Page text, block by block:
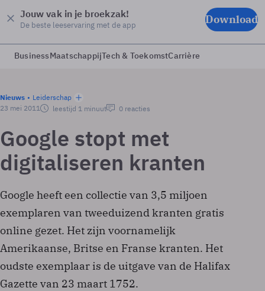
Jouw vak in je broekzak!
De beste leeservaring met de app Download
BusinessMaatschappijTech & ToekomstCarrière
Nieuws
Leiderschap
23 mei 2011
leestijd 1 minuut 0 reacties
Google stopt met
digitaliseren kranten
Google heeft een collectie van 3,5 miljoen
exemplaren van tweeduizend kranten gratis
online gezet. Het zijn voornamelijk
Amerikaanse, Britse en Franse kranten. Het
oudste exemplaar is de uitgave van de Halifax
Gazette van 23 maart 1752.